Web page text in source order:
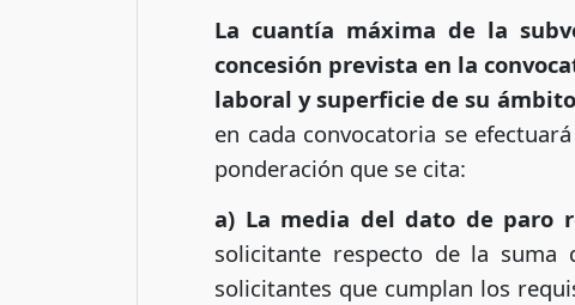
La cuantía máxima de la
concesión prevista en la
laboral y superficie de su
en cada convocatoria se
ponderación que se cita:
a) La media del dato de paro
solicitante respecto de la
solicitantes que cumplan los